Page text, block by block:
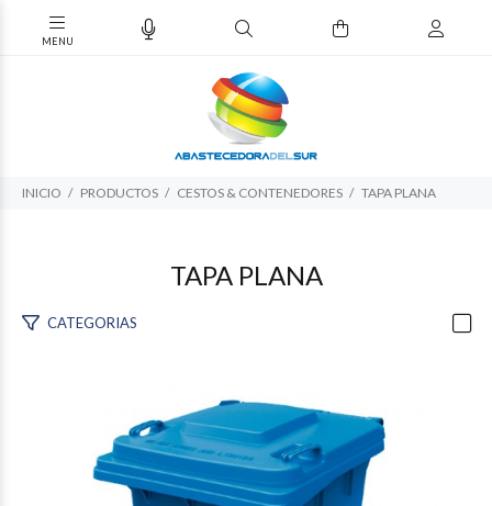
INICIO PRODUCTOS CESTOS & CONTENEDORES TAPA PLANA
TAPA PLANA
CATEGORIAS
$265.34278